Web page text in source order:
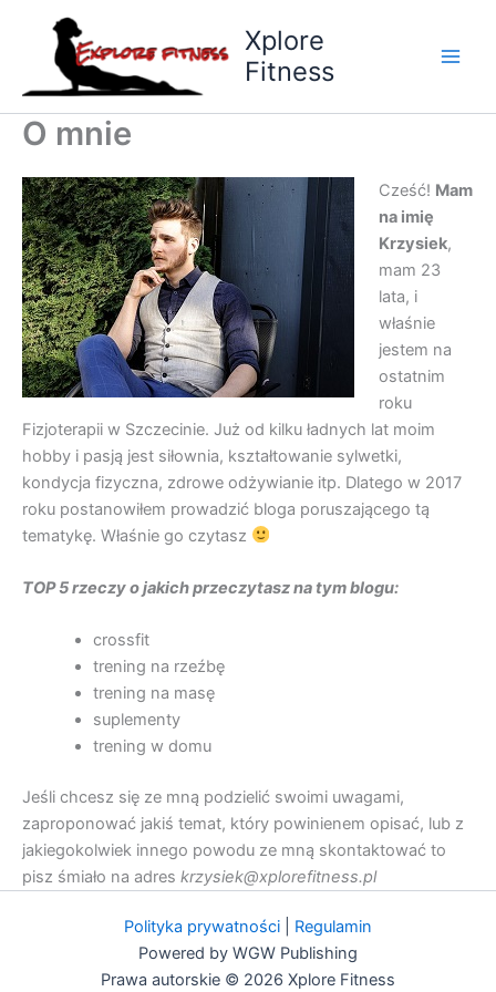
Xplore
Fitness
O mnie
Cześć! Mam
na imię
Krzysiek,
mam 23
lata, i
właśnie
jestem na
ostatnim
roku
Fizjoterapii w Szczecinie. Już od kilku ładnych lat moim
hobby i pasją jest siłownia, kształtowanie sylwetki,
kondycja fizyczna, zdrowe odżywianie itp. Dlatego w 2017
roku postanowiłem prowadzić bloga poruszającego tą
tematykę. Właśnie go czytasz
TOP 5 rzeczy o jakich przeczytasz na tym blogu:
crossfit
trening na rzeźbę
trening na masę
suplementy
trening w domu
Jeśli chcesz się ze mną podzielić swoimi uwagami,
zaproponować jakiś temat, który powinienem opisać, lub z
jakiegokolwiek innego powodu ze mną skontaktować to
pisz śmiało na adres krzysiek@xplorefitness.pl
Polityka prywatności
Regulamin
Powered by WGW Publishing
Prawa autorskie © 2026 Xplore Fitness